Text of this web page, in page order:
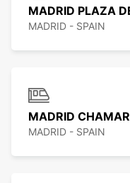
MADRID PLAZA
MADRID - SPAIN
MADRID
MADRID - SPAIN